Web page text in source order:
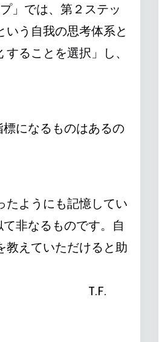
」では、第２ステッ
う自我の思考体系と
ることを選択」し、
になるものはあるの
たようにも記憶してい
非なるものです。自
教えていただけると助